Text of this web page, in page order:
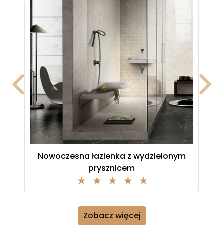
Nowoczesna łazienka z wydzielonym
prysznicem
4 stars
3 stars
2 stars
1 stars
Zobacz więcej